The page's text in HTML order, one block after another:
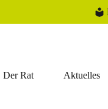
Der Rat Aktuelles